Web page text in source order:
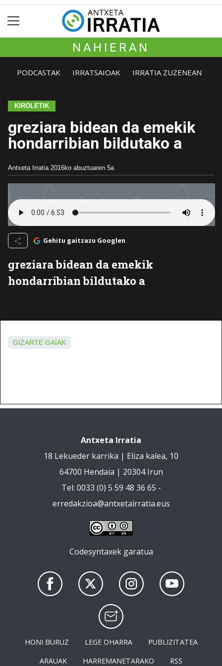
NAHIERAN
PODCASTAK IRRATSAIOAK IRRATIA ZUZENEAN
KIROLETIK
greziara bidean da emekik
hondarribian bildutako a
Antxeta Irratia 2016ko abuztuaren 5a
Gehitu gaitzazu Googlen
greziara bidean da emekik
hondarribian bildutako a
GIZARTE GAIAK
Antxeta Irratia
18 Lekueder karrika | Eliza kalea, 10
64700 Hendaia | 20304 Irun
Tel: 0033 (0) 5 59 48 36 65 -
erredakzioa@antxetairratia.eus
Codesyntaxek garatua
HONI BURUZ LEGE OHARRA
PUBLIZITATEA
ARAUAK
HARREMANETARAKO RSS